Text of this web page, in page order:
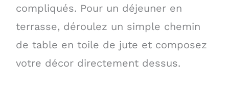
compliqués. Pour un déjeuner en
terrasse, déroulez un simple chemin
de table en toile de jute et composez
votre décor directement dessus.